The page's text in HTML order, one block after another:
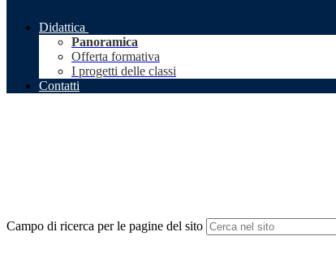
Didattica
Panoramica
Offerta formativa
I progetti delle classi
Contatti
Campo di ricerca per le pagine del sito